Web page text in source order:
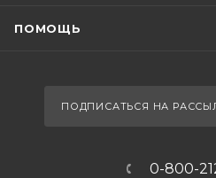
ПОМОЩЬ
ПОДПИСАТЬСЯ НА
0-800-